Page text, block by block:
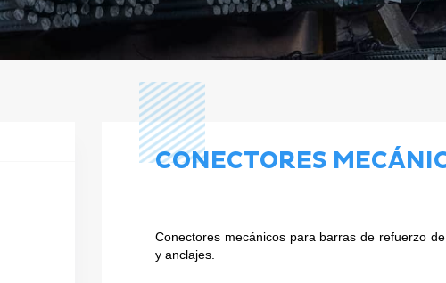
CONECTORES
Conectores mecánicos para barras de refuerzo
y anclajes.